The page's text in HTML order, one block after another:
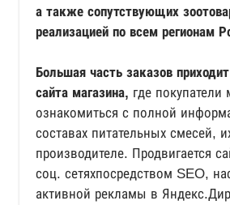
а также сопутствующих
реализацией по всем регионам
Большая часть заказов
сайта магазина, где покупатели
ознакомиться с полной
составах питательных смесей,
производителе. Продвигается
соц. сетяхпосредством SEO,
активной рекламы в